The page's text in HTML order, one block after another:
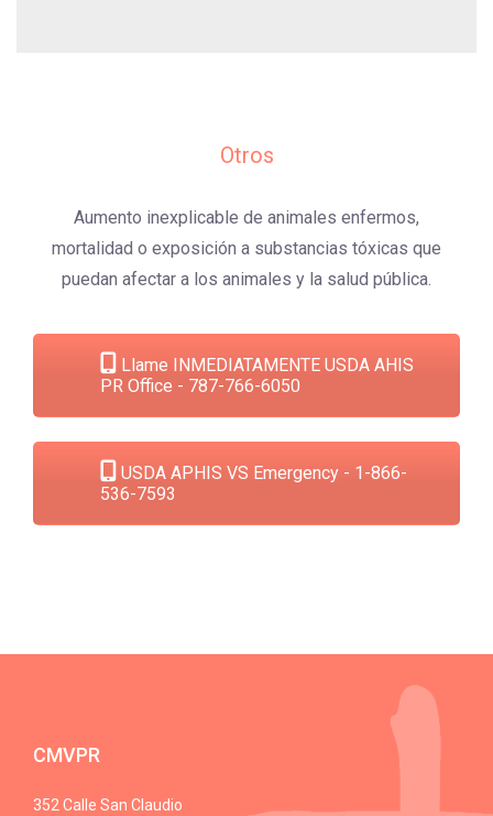
Otros
Aumento inexplicable de animales enfermos,
mortalidad o exposición a substancias tóxicas que
puedan afectar a los animales y la salud pública.
Llame INMEDIATAMENTE USDA AHIS
PR Office - 787-766-6050
USDA APHIS VS Emergency - 1-866-
536-7593
CMVPR
352 Calle San Claudio